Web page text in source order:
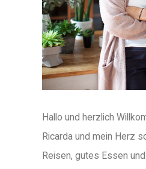
Hallo und herzlich
Ricarda und mein Herz
Reisen, gutes Essen